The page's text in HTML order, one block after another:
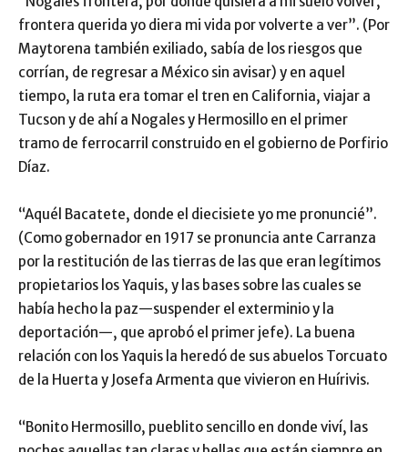
frontera querida yo diera mi vida por volverte a ver”. (Por
Maytorena también exiliado, sabía de los riesgos que
corrían, de regresar a México sin avisar) y en aquel
tiempo, la ruta era tomar el tren en California, viajar a
Tucson y de ahí a Nogales y Hermosillo en el primer
tramo de ferrocarril construido en el gobierno de Porfirio
Díaz.
“Aquél Bacatete, donde el diecisiete yo me pronuncié”.
(Como gobernador en 1917 se pronuncia ante Carranza
por la restitución de las tierras de las que eran legítimos
propietarios los Yaquis, y las bases sobre las cuales se
había hecho la paz—suspender el exterminio y la
deportación—, que aprobó el primer jefe). La buena
relación con los Yaquis la heredó de sus abuelos Torcuato
de la Huerta y Josefa Armenta que vivieron en Huírivis.
“Bonito Hermosillo, pueblito sencillo en donde viví, las